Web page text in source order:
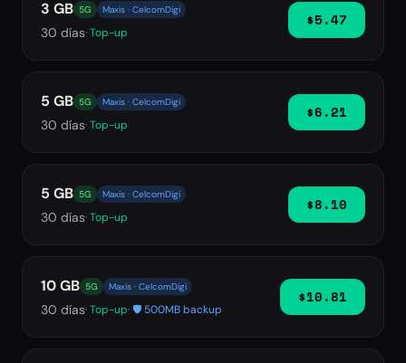
3 GB 5G Maxis · CelcomDigi
30 días· Top-up
$5.47
5 GB 5G Maxis · CelcomDigi
30 días· Top-up
$6.21
5 GB 5G Maxis · CelcomDigi
30 días· Top-up
$8.10
10 GB 5G Maxis · CelcomDigi
30 días· Top-up· 🛡️ 500MB backup
$10.81